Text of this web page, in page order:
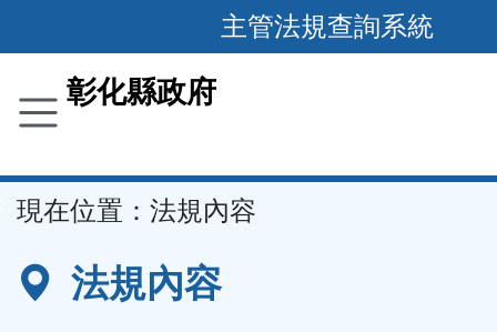
到
要
容
區
主管法規查詢系統
彰化縣政府
現在位置： 法規內容
法規內容